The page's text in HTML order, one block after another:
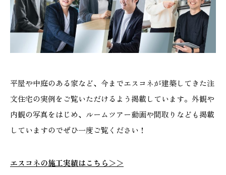
平屋や中庭のある家など、今までエスコネが建築してきた注
文住宅の実例をご覧いただけるよう掲載しています。外観や
内観の写真をはじめ、ルームツアー動画や間取りなども掲載
していますのでぜひ一度ご覧ください！
エスコネの施工実績はこちら＞＞